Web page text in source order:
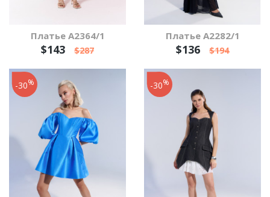
Платье А2364/1
$143 $287
Платье А2282/1
$136 $194
-30% -30%